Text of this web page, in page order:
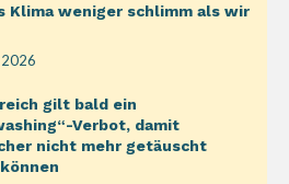
Klima weniger schlimm als wir
2026
gilt bald ein
Verbot, damit
nicht mehr getäuscht